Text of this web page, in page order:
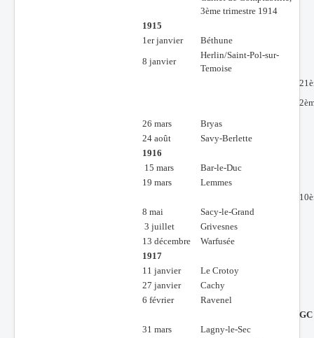
3ème trimestre 1914
1915
1er janvier
Béthune
8 janvier
Herlin/Saint-Pol-sur-
Temoise
26 mars
Bryas
24 août
Savy-Berlette
1916
15 mars
Bar-le-Duc
19 mars
Lemmes
8 mai
Sacy-le-Grand
3 juillet
Grivesnes
13 décembre
Warfusée
1917
11 janvier
Le Crotoy
27 janvier
Cachy
6 février
Ravenel
31 mars
Lagny-le-Sec